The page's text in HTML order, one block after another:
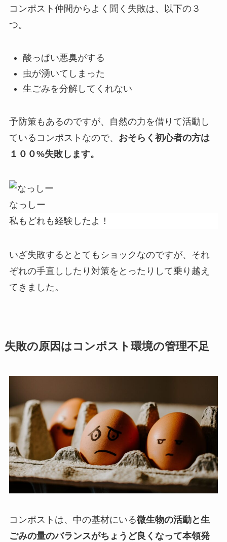
コンポスト仲間からよく聞く失敗は、以下の３
つ。
酸っぱい悪臭がする
虫が湧いてしまった
生ごみを分解してくれない
予防策もあるのですが、自然の力を借りて活動し
ているコンポストなので、 おそらく初心者の方は
１００%失敗します。
なっしー
私もどれも経験したよ！
いざ失敗するととてもショックなのですが、それ
ぞれの手直ししたり対策をとったりして乗り越え
てきました。
失敗の原因はコンポスト環境の管理不足
コンポストは、中の基材にいる微生物の活動と生
ごみの量のバランスがちょうど良くなって本領発